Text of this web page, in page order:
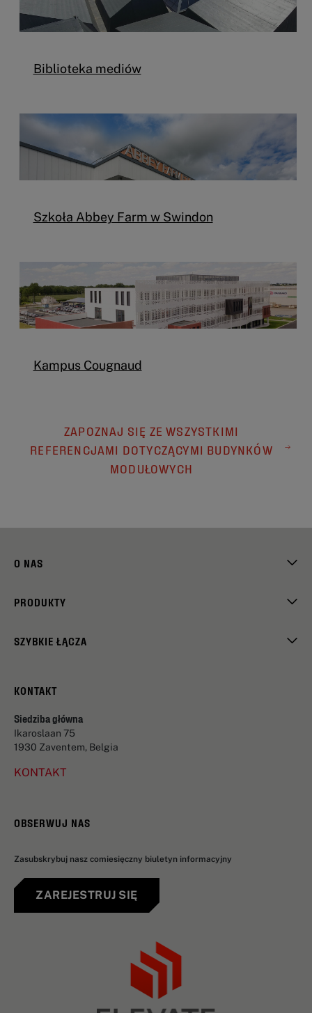
Biblioteka mediów
Szkoła Abbey Farm w Swindon
Kampus Cougnaud
ZAPOZNAJ SIĘ ZE WSZYSTKIMI
REFERENCJAMI DOTYCZĄCYMI BUDYNKÓW
MODUŁOWYCH
O NAS
PRODUKTY
SZYBKIE ŁĄCZA
KONTAKT
Siedziba główna
Ikaroslaan 75
1930 Zaventem, Belgia
KONTAKT
OBSERWUJ NAS
Zasubskrybuj nasz comiesięczny biuletyn informacyjny
ZAREJESTRUJ SIĘ